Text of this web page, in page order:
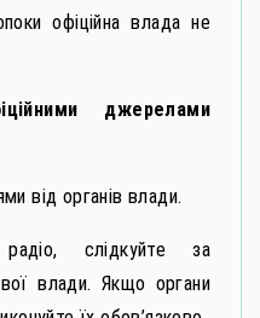
офіційна влада не
джерелами
від органів влади.
радіо, слідкуйте за
влади. Якщо органи